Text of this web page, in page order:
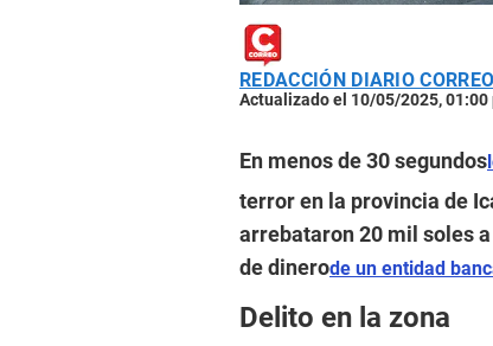
REDACCIÓN DIARIO CORREO
Actualizado el 10/05/2025, 01:00
En menos de 30 segundos
terror en la provincia de
arrebataron 20 mil soles
de dinerode un entidad
Delito en la zona